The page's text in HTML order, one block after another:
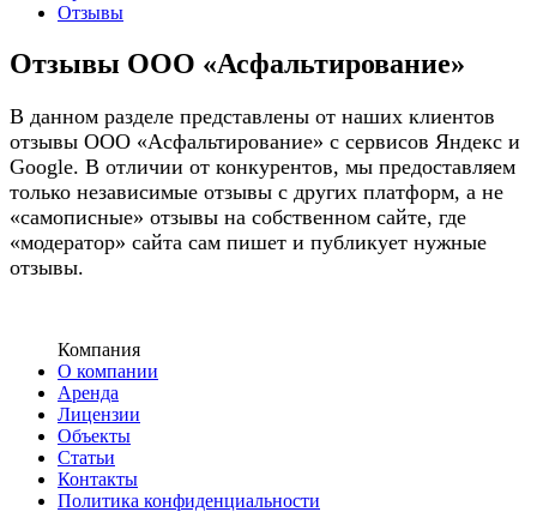
Отзывы
Отзывы ООО «Асфальтирование»
В данном разделе представлены от наших клиентов
отзывы ООО «Асфальтирование» с сервисов Яндекс и
Google. В отличии от конкурентов, мы предоставляем
только независимые отзывы с других платформ, а не
«самописные» отзывы на собственном сайте, где
«модератор» сайта сам пишет и публикует нужные
отзывы.
Компания
О компании
Аренда
Лицензии
Объекты
Статьи
Контакты
Политика конфиденциальности